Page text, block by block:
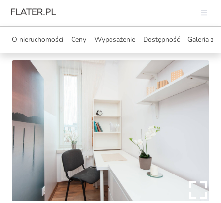
O nieruchomości Ceny Wyposażenie Dostępność Galeria